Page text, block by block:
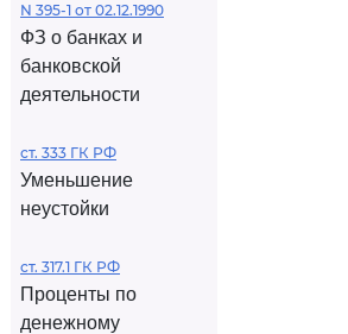
N 395-1 от 02.12.1990
ФЗ о банках и
банковской
деятельности
ст. 333 ГК РФ
Уменьшение
неустойки
ст. 317.1 ГК РФ
Проценты по
денежному